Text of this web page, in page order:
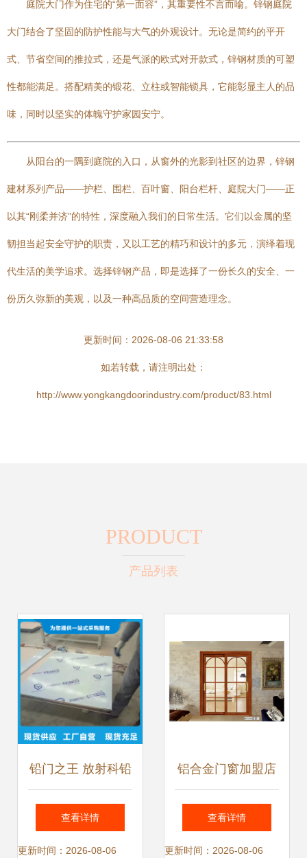
庭院大门作为住宅的“第一面容”，其重要性不言而喻。锌钢庭院
大门结合了坚固的防护性能与大气的外观设计。无论是简约的平开
式、节省空间的推拉式，还是气派的欧式对开款式，锌钢材质的可塑
性都能满足。搭配精美的锻花、立柱或智能锁具，它能彰显主人的品
味，同时以坚实的体魄守护家园安宁。
从阳台的一隅到庭院的入口，从窗外的光影到社区的边界，锌钢
建材系列产品——护栏、围栏、百叶窗、阳台栏杆、庭院大门——正
以其“刚柔并济”的特性，深度融入我们的日常生活。它们以金属的坚
韧担当起安全守护的职责，又以工艺的精巧和设计的多元，演绎着现
代生活的美学追求。选择锌钢产品，即是选择了一份长久的安全、一
份历久弥新的美观，以及一种高品质的空间营造理念。
更新时间：2026-08-06 21:33:58
如若转载，请注明出处：
http://www.yongkangdoorindustry.com/product/83.html
PRODUCT
产品列表
铅门之王 放射科铅
门源头工厂直供，
量大价优的硬核品
查看详情
更新时间：2026-08-06
铝合金门窗加盟店
装修攻略 如何通过
设计吸引客户
查看详情
更新时间：2026-08-06